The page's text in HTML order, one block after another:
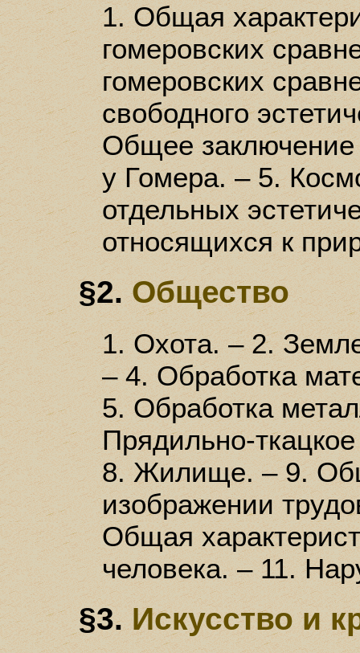
1. Общая
гомеровских
гомеровских
свободного
Общее
у Гомера. – 5.
отдельных
относящихся к
§2. Общество
1. Охота. – 2.
– 4. Обработка
5. Обработка
Прядильно-
8. Жилище. – 9.
изображении
Общая
человека. – 11.
§3. Искусство и